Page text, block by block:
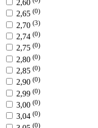
2,60
2,65 (0)
2,70 (3)
2,74 (0)
2,75 (0)
2,80 (0)
2,85 (0)
2,90 (0)
2,99 (0)
3,00 (0)
3,04 (0)
(0)